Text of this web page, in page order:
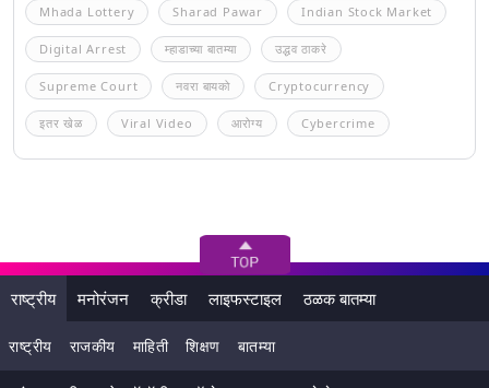
Mhada Lottery Sharad Pawar Indian Stock Market
Digital Arrest म्हाडाच्या बातम्या उद्धव ठाकरे
Supreme Court नवरा बायको Cryptocurrency
इतर खेळ Viral Video आरोग्य Cybercrime
राष्ट्रीय मनोरंजन क्रीडा लाइफस्टाइल ठळक बातम्या
राष्ट्रीय राजकीय माहिती शिक्षण बातम्या